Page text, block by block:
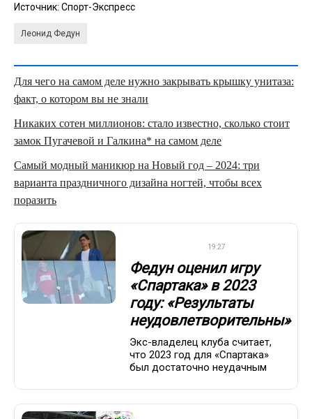
Источник: Спорт-Экспресс
Леонид Федун
Для чего на самом деле нужно закрывать крышку унитаза:
факт, о котором вы не знали
Никаких сотен миллионов: стало известно, сколько стоит
замок Пугачевой и Галкина* на самом деле
Самый модный маникюр на Новый год – 2024: три
варианта праздничного дизайна ногтей, чтобы всех
поразить
19:27
Федун оценил игру
«Спартака» в 2023
году: «Результаты
неудовлетворительны»
Экс-владелец клуба считает,
что 2023 год для «Спартака»
был достаточно неудачным